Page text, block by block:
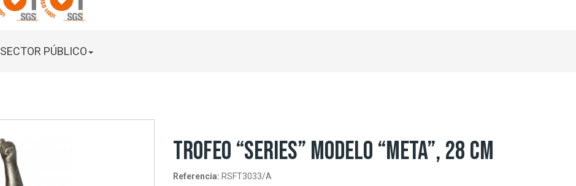
SECTOR PÚBLICO
TROFEO “SERIES” MODELO “META”, 28 CM
Referencia: RSFT3033/A